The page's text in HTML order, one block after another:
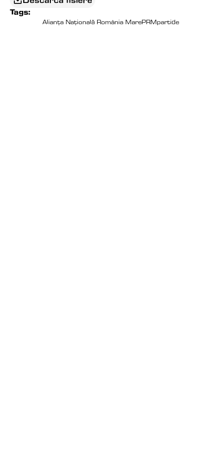
Tags:
Alianța Națională România MarePRMpartide